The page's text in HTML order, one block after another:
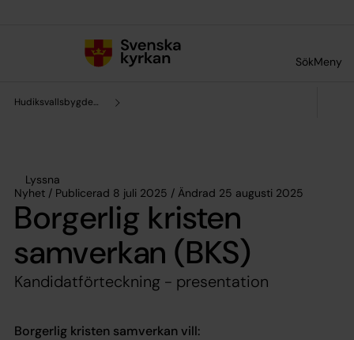
SökMeny
Hudiksvallsbygdens församling
Lyssna
Nyhet / Publicerad 8 juli 2025 / Ändrad 25 augusti 2025
Borgerlig kristen
samverkan (BKS)
Kandidatförteckning - presentation
Borgerlig kristen samverkan vill: